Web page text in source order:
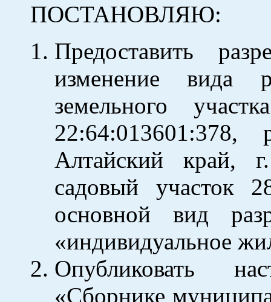
ПОСТАНОВЛЯЮ:
Предоставить
изменение вида
земельного
22:64:013601:378,
Алтайский край,
садовый участок
основной вид
«индивидуальное
Опубликовать
«Сборнике